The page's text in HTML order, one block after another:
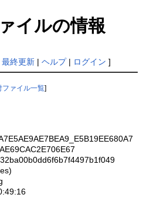
イルの情報
最終更新| ヘルプ| ログイン ]
ファイル一覧]